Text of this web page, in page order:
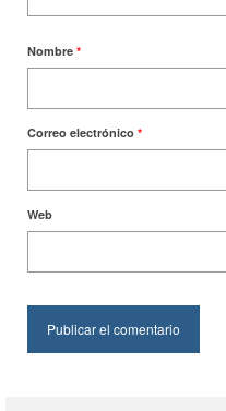
Nombre *
Correo electrónico *
Web